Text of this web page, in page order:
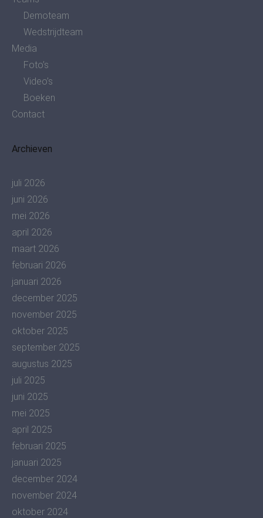
Demoteam
Wedstrijdteam
Media
Foto’s
Video’s
Boeken
Contact
Archieven
juli 2026
juni 2026
mei 2026
april 2026
maart 2026
februari 2026
januari 2026
december 2025
november 2025
oktober 2025
september 2025
augustus 2025
juli 2025
juni 2025
mei 2025
april 2025
februari 2025
januari 2025
december 2024
november 2024
oktober 2024